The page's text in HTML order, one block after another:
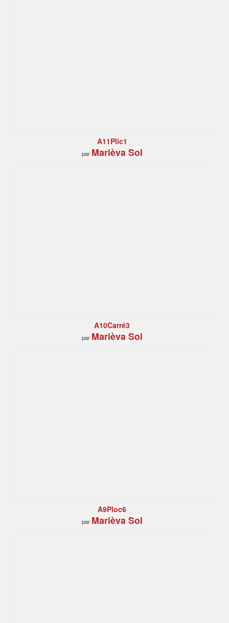
A11Plic1
par Marièva Sol
A10Carré3
par Marièva Sol
A9Ploc6
par Marièva Sol